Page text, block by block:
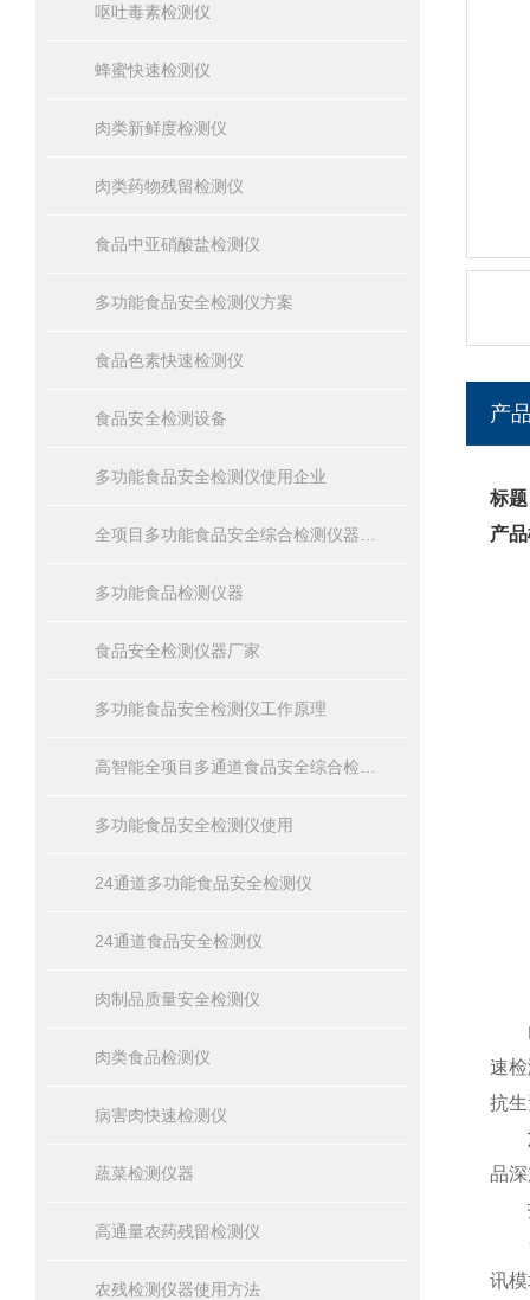
呕吐毒素检测仪
蜂蜜快速检测仪
肉类新鲜度检测仪
肉类药物残留检测仪
食品中亚硝酸盐检测仪
多功能食品安全检测仪方案
食品色素快速检测仪
食品安全检测设备
多功能食品安全检测仪使用企业
多功能食品检测仪器
食品安全检测仪器厂家
多功能食品安全检测仪工作原理
多功能食品安全检测仪使用
24通道多功能食品安全检测仪
24通道食品安全检测仪
肉制品质量安全检测仪
肉类食品检测仪
病害肉快速检测仪
蔬菜检测仪器
高通量农药残留检测仪
农残检测仪器使用方法
产
标
产
山
速
抗
品
技
讯